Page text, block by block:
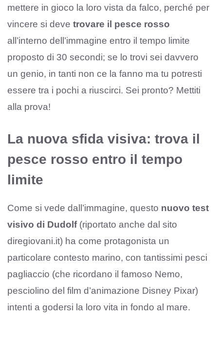
mettere in gioco la loro vista da falco, perché per
vincere si deve trovare il pesce rosso
all’interno dell’immagine entro il tempo limite
proposto di 30 secondi; se lo trovi sei davvero
un genio, in tanti non ce la fanno ma tu potresti
essere tra i pochi a riuscirci. Sei pronto? Mettiti
alla prova!
La nuova sfida visiva: trova il
pesce rosso entro il tempo
limite
Come si vede dall’immagine, questo nuovo test
visivo di Dudolf(riportato anche dal sito
diregiovani.it) ha come protagonista un
particolare contesto marino, con tantissimi pesci
pagliaccio (che ricordano il famoso Nemo,
pesciolino del film d’animazione Disney Pixar)
intenti a godersi la loro vita in fondo al mare.